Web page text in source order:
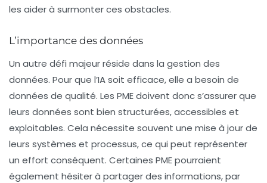
les aider à surmonter ces obstacles.
L’importance des données
Un autre défi majeur réside dans la gestion des
données. Pour que l’IA soit efficace, elle a besoin de
données de qualité. Les PME doivent donc s’assurer que
leurs données sont bien structurées, accessibles et
exploitables. Cela nécessite souvent une mise à jour de
leurs systèmes et processus, ce qui peut représenter
un effort conséquent. Certaines PME pourraient
également hésiter à partager des informations, par